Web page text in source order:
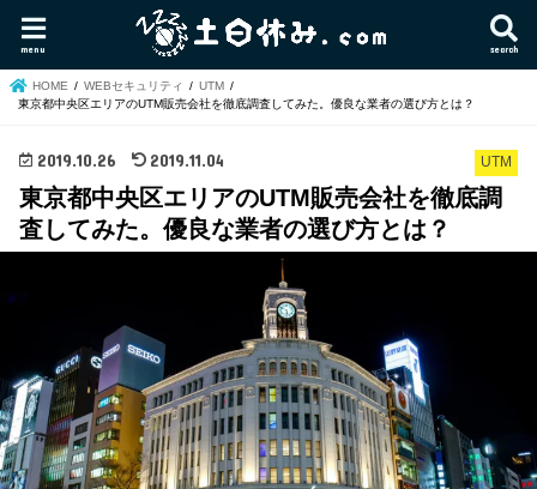
search
menu
HOME WEBセキュリティ
UTM
東京都中央区エリアのUTM販売会社を徹底調査してみた。優良な業者の選び方とは？
UTM
2019.10.26 2019.11.04
東京都中央区エリアのUTM販売会社を徹底調
査してみた。優良な業者の選び方とは？